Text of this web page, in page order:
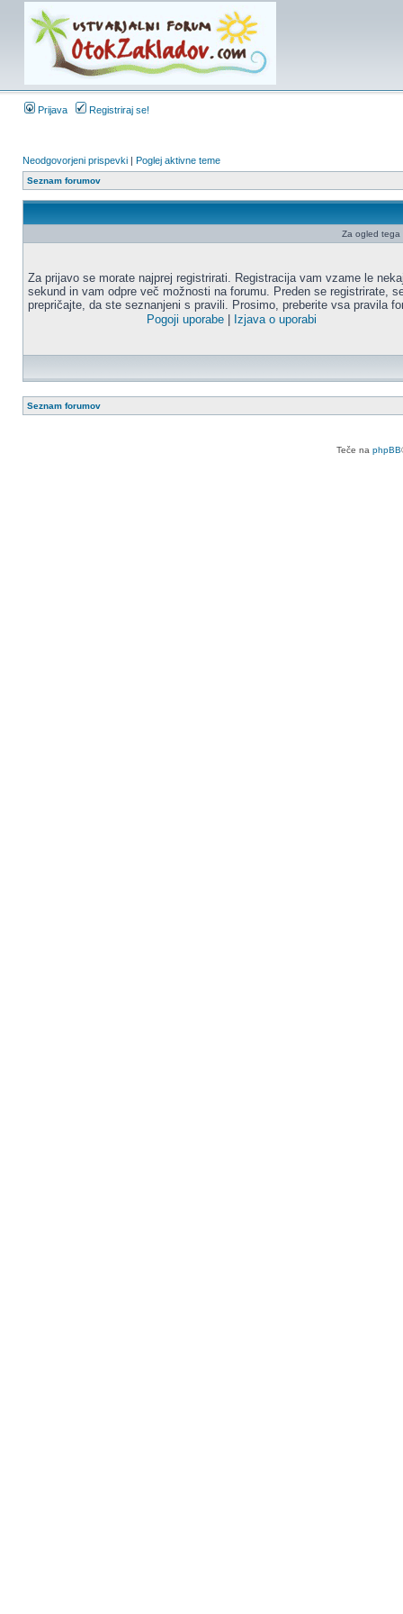
Prijava Registriraj se!
Neodgovorjeni prispevki | Poglej aktivne teme
Seznam forumov
Za ogled tega
Za prijavo se morate najprej registrirati. Registracija vam vzame le
sekund in vam odpre več možnosti na forumu. Preden se registrirate,
prepričajte, da ste seznanjeni s pravili. Prosimo, preberite vsa pravila
Pogoji uporabe
Izjava o uporabi
Seznam forumov
Teče na phpBB